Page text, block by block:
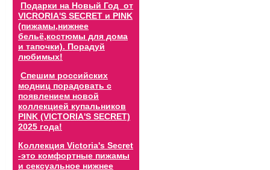
Подарки на Новый Год от
VICRORIA'S SECRET и PINK
(пижамы,нижнее
бельё,костюмы для дома
и тапочки). Порадуй
любимых!
Спешим российских
модниц порадовать с
появлением новой
коллекцией купальников
PINK (VICTORIA'S SECRET)
2025 года!
Коллекция Victoria's Secret
-это комфортные пижамы
и сексуальное нижнее